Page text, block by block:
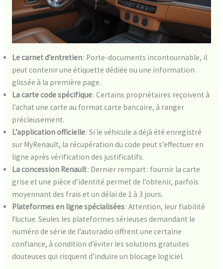
Le carnet d’entretien: Porte-documents incontournable, il
peut contenir une étiquette dédiée ou une information
glissée à la première page.
La carte code spécifique: Certains propriétaires reçoivent à
l’achat une carte au format carte bancaire, à ranger
précieusement.
L’application officielle: Si le véhicule a déjà été enregistré
sur MyRenault, la récupération du code peut s’effectuer en
ligne après vérification des justificatifs.
La concession Renault: Dernier rempart : fournir la carte
grise et une pièce d’identité permet de l’obtenir, parfois
moyennant des frais et un délai de 1 à 3 jours.
Plateformes en ligne spécialisées: Attention, leur fiabilité
fluctue. Seules les plateformes sérieuses demandant le
numéro de série de l’autoradio offrent une certaine
confiance, à condition d’éviter les solutions gratuites
douteuses qui risquent d’induire un blocage logiciel.